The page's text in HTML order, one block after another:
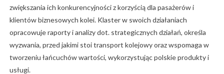
zwiększania ich konkurencyjności z korzyścią dla pasażerów i
klientów biznesowych kolei. Klaster w swoich działaniach
opracowuje raporty i analizy dot. strategicznych działań, określa
wyzwania, przed jakimi stoi transport kolejowy oraz wspomaga w
tworzeniu łańcuchów wartości, wykorzystując polskie produkty i
usługi.